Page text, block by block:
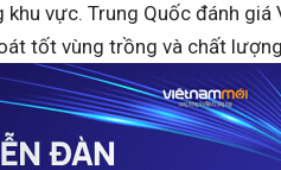
vực. Trung Quốc đánh
tốt vùng trồng và chất